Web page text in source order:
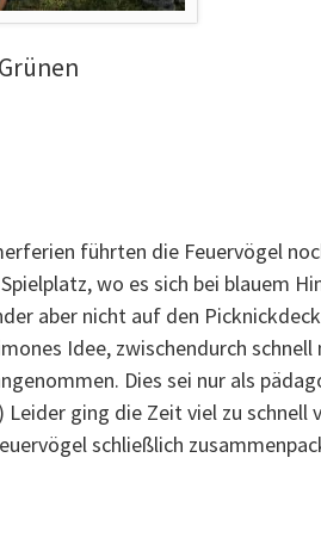
führten die Feuervögel
wo es sich bei blauem
aber nicht auf den
Idee, zwischendurch
Dies sei nur als
Leider ging die Zeit viel zu
schließlich